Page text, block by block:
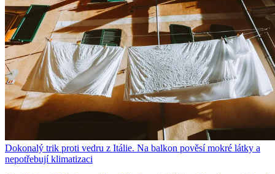
Dokonalý trik proti vedru z Itálie. Na balkon pověsí mokré látky a
nepotřebují klimatizaci